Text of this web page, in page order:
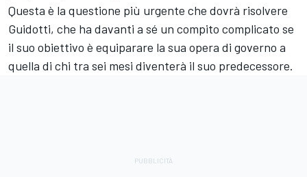
Questa è la questione più urgente che dovrà risolvere
Guidotti, che ha davanti a sé un compito complicato se
il suo obiettivo è equiparare la sua opera di governo a
quella di chi tra sei mesi diventerà il suo predecessore.